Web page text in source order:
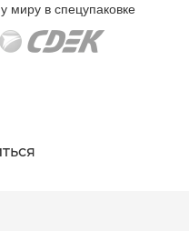
миру в спецупаковке